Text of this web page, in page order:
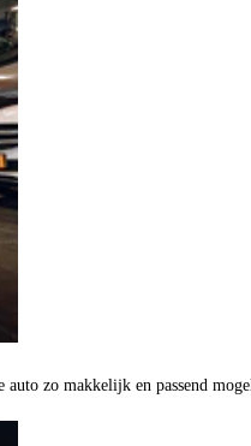
zo makkelijk en passend